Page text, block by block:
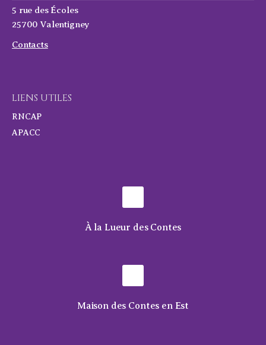
5 rue des Écoles
25700 Valentigney
Contacts
LIENS UTILES
RNCAP
APACC
À la Lueur des Contes
Maison des Contes en Est